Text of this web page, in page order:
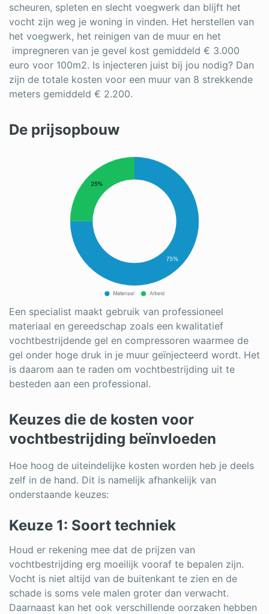
scheuren, spleten en slecht voegwerk dan blijft het
vocht zijn weg je woning in vinden. Het herstellen van
het voegwerk, het reinigen van de muur en het
impregneren van je gevel kost gemiddeld € 3.000
euro voor 100m2. Is injecteren juist bij jou nodig? Dan
zijn de totale kosten voor een muur van 8 strekkende
meters gemiddeld € 2.200.
De prijsopbouw
Een specialist maakt gebruik van professioneel
materiaal en gereedschap zoals een kwalitatief
vochtbestrijdende gel en compressoren waarmee de
gel onder hoge druk in je muur geïnjecteerd wordt. Het
is daarom aan te raden om vochtbestrijding uit te
besteden aan een professional.
Keuzes die de kosten voor
vochtbestrijding beïnvloeden
Hoe hoog de uiteindelijke kosten worden heb je deels
zelf in de hand. Dit is namelijk afhankelijk van
onderstaande keuzes:
Keuze 1: Soort techniek
Houd er rekening mee dat de prijzen van
vochtbestrijding erg moeilijk vooraf te bepalen zijn.
Vocht is niet altijd van de buitenkant te zien en de
schade is soms vele malen groter dan verwacht.
Daarnaast kan het ook verschillende oorzaken hebben